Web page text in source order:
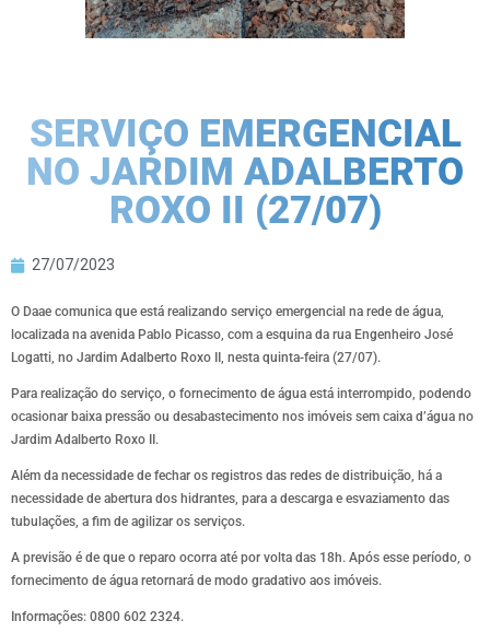
SERVIÇO EMERGENCIAL
NO JARDIM ADALBERTO
ROXO II (27/07)
27/07/2023
O Daae comunica que está realizando serviço emergencial na rede de água,
localizada na avenida Pablo Picasso, com a esquina da rua Engenheiro José
Logatti, no Jardim Adalberto Roxo II, nesta quinta-feira (27/07).
Para realização do serviço, o fornecimento de água está interrompido, podendo
ocasionar baixa pressão ou desabastecimento nos imóveis sem caixa d’água no
Jardim Adalberto Roxo II.
Além da necessidade de fechar os registros das redes de distribuição, há a
necessidade de abertura dos hidrantes, para a descarga e esvaziamento das
tubulações, a fim de agilizar os serviços.
A previsão é de que o reparo ocorra até por volta das 18h. Após esse período, o
fornecimento de água retornará de modo gradativo aos imóveis.
Informações: 0800 602 2324.